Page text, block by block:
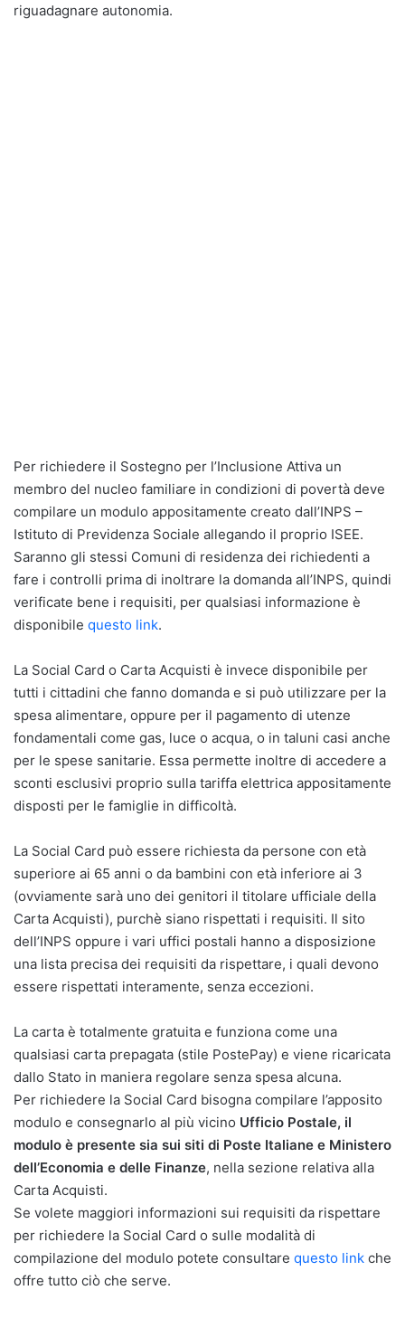
riguadagnare autonomia.
Per richiedere il Sostegno per l’Inclusione Attiva un
membro del nucleo familiare in condizioni di povertà deve
compilare un modulo appositamente creato dall’INPS –
Istituto di Previdenza Sociale allegando il proprio ISEE.
Saranno gli stessi Comuni di residenza dei richiedenti a
fare i controlli prima di inoltrare la domanda all’INPS, quindi
verificate bene i requisiti, per qualsiasi informazione è
disponibile questo link.
La Social Card o Carta Acquisti è invece disponibile per
tutti i cittadini che fanno domanda e si può utilizzare per la
spesa alimentare, oppure per il pagamento di utenze
fondamentali come gas, luce o acqua, o in taluni casi anche
per le spese sanitarie. Essa permette inoltre di accedere a
sconti esclusivi proprio sulla tariffa elettrica appositamente
disposti per le famiglie in difficoltà.
La Social Card può essere richiesta da persone con età
superiore ai 65 anni o da bambini con età inferiore ai 3
(ovviamente sarà uno dei genitori il titolare ufficiale della
Carta Acquisti), purchè siano rispettati i requisiti. Il sito
dell’INPS oppure i vari uffici postali hanno a disposizione
una lista precisa dei requisiti da rispettare, i quali devono
essere rispettati interamente, senza eccezioni.
La carta è totalmente gratuita e funziona come una
qualsiasi carta prepagata (stile PostePay) e viene ricaricata
dallo Stato in maniera regolare senza spesa alcuna.
Per richiedere la Social Card bisogna compilare l’apposito
modulo e consegnarlo al più vicino Ufficio Postale, il
modulo è presente sia sui siti di Poste Italiane e Ministero
dell’Economia e delle Finanze, nella sezione relativa alla
Carta Acquisti.
Se volete maggiori informazioni sui requisiti da rispettare
per richiedere la Social Card o sulle modalità di
compilazione del modulo potete consultare questo link che
offre tutto ciò che serve.